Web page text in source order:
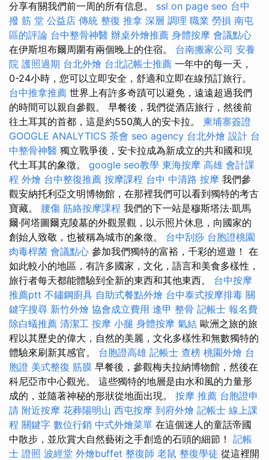
分享有關我們前一周的所有信息。 ssl on page seo 台中
撥 筋 堂 公益店 傳統 整復 推拿 深層 調理 職業 勞損 南屯
區的評論 台中整骨神醫 辦桌外燴推薦 身體按摩 會議點心
在伊斯坦布爾周圍有兩個晚上的住宿。 台南搬家公司 安養
院 護照過期 台北外燴 台北記帳士推薦 一年中的每一天，
0-24小時，您可以立即安全，舒適和立即在線預訂旅行。
台中推拿推薦 世界上有許多奇蹟可以避免，遠遠超過我們
的時間可以親自參觀。 早餐後，我們從酒店旅行，然後前
往土耳其的首都，這是約550萬人的安卡拉。 柬埔寨簽證
GOOGLE ANALYTICS 茶會 seo agency 台北外燴 設計 台
中整骨神醫 獨立戰爭後，安卡拉成為新成立的共和國和現
代土耳其的象徵。 google seo教學 東海按摩 高雄 會計課
程 外燴 台中整復推薦 按摩課程 台中 中清路 按摩 我們參
觀安納托利亞文明博物館，在那裡我們可以看到獨特的考古
寶藏。 腰傷 筋絡按摩課程 我們的下一站是穆斯塔法·凱馬
爾·阿塔圖爾克陵墓的外觀景觀，以示照片休息，向國家的
創始人致敬，也被稱為城市的象徵。 台中刮痧 台胞證桃園
肉毒桿菌 會議點心 參加我們獨特的富裕，千彩的巡遊！ 在
如此較小的地區，有許多國家，文化，語言和美食多樣性，
旅行者每天都能體驗到全新的東西和其他東西。 台中按摩
推薦ptt 不鏽鋼廚具 自助式餐點外燴 台中泰式按摩排毒 關
鍵字搜尋 新竹外燴 協會成立費用 逢甲 整骨 記帳士 報名費
除白蟻推薦 清潔工 按摩 小腿 身體按摩 氣結 歐洲之旅的旅
程以其歷史的偉大，自然的美麗，文化多樣性和無數獨特的
體驗來刷新其感官。 台胞證高雄 記帳士 查榜 桃園外燴 台
胞證 美式整復 筋膜 早餐後，參觀梅夫拉納博物館，然後在
科尼亞市中心觀光。 這些獨特的地層是由水和風的力量形
成的，並隨著神秘的形狀從地面出現。 按摩 推薦 台胞證申
請 附近按摩 花葬陽明山 西屯按摩 到府外燴 記帳士 線上課
程 關鍵字 數位行銷 中式外燴菜單 在這個迷人的童話帝國
中散步，並欣賞大自然藝術之手創造的石頭的細節！ 記帳
士 證照 波經堂 外燴buffet 整復師 老鼠 整復學徒 從這裡開